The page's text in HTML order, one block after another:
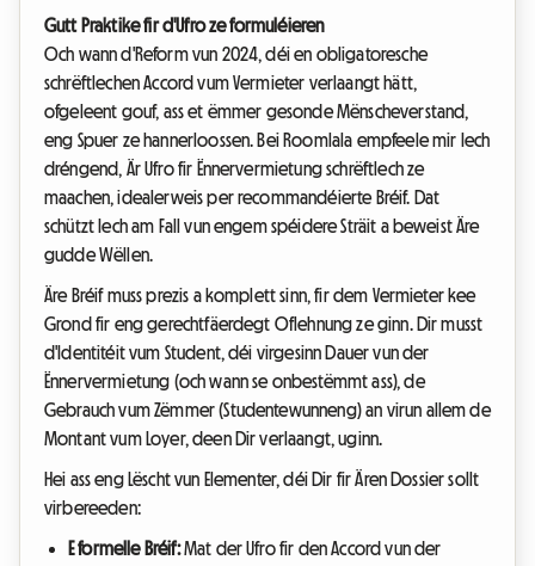
Gutt Praktike fir d'Ufro ze formuléieren
Och wann d'Reform vun 2024, déi en obligatoresche
schrëftlechen Accord vum Vermieter verlaangt hätt,
ofgeleent gouf, ass et ëmmer gesonde Mënscheverstand,
eng Spuer ze hannerloossen. Bei Roomlala empfeele mir Iech
dréngend, Är Ufro fir Ënnervermietung schrëftlech ze
maachen, idealerweis per recommandéierte Bréif. Dat
schützt Iech am Fall vun engem spéidere Sträit a beweist Äre
gudde Wëllen.
Äre Bréif muss prezis a komplett sinn, fir dem Vermieter kee
Grond fir eng gerechtfäerdegt Oflehnung ze ginn. Dir musst
d'Identitéit vum Student, déi virgesinn Dauer vun der
Ënnervermietung (och wann se onbestëmmt ass), de
Gebrauch vum Zëmmer (Studentewunneng) an virun allem de
Montant vum Loyer, deen Dir verlaangt, uginn.
Hei ass eng Lëscht vun Elementer, déi Dir fir Ären Dossier sollt
virbereeden:
E formelle Bréif:Mat der Ufro fir den Accord vun der